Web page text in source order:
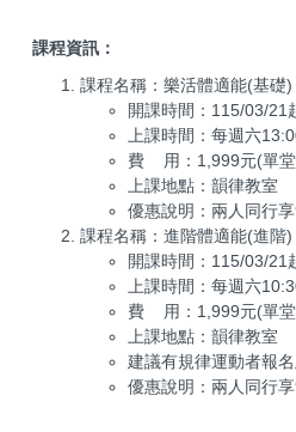
課程資訊：
課程名稱：樂活體適能(基礎)
開課時間：115/03/21
上課時間：每週六
費 用：1,999元(單堂
上課地點：韻律教室
優惠說明：兩人同行
課程名稱：進階體適能(進階)
開課時間：115/03/21
上課時間：每週六
費 用：1,999元(單堂
上課地點：韻律教室
建議有規律運動者報
優惠說明：兩人同行